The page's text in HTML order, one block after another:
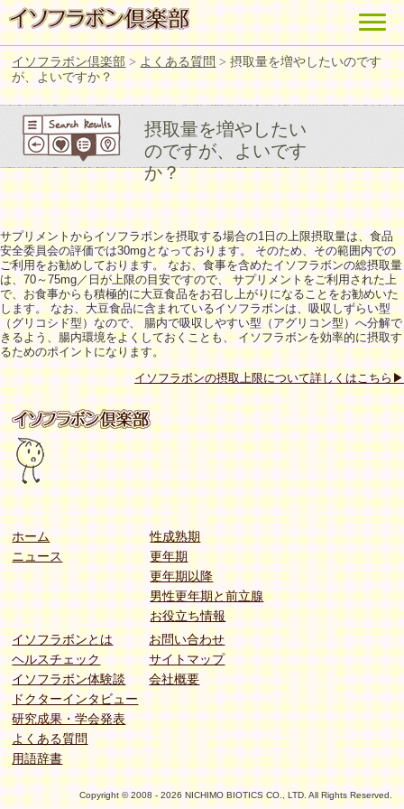
イソフラボン倶楽部>よくある質問>摂取量を増やしたいのです
が、よいですか？
摂取量を増やしたい
のですが、よいです
か？
サプリメントからイソフラボンを摂取する場合の1日の上限摂取量は、食品
安全委員会の評価では30mgとなっております。 そのため、その範囲内での
ご利用をお勧めしております。 なお、食事を含めたイソフラボンの総摂取量
は、70～75mg／日が上限の目安ですので、 サプリメントをご利用された上
で、お食事からも積極的に大豆食品をお召し上がりになることをお勧めいた
します。 なお、大豆食品に含まれているイソフラボンは、吸収しずらい型
（グリコシド型）なので、 腸内で吸収しやすい型（アグリコン型）へ分解で
きるよう、腸内環境をよくしておくことも、 イソフラボンを効率的に摂取す
るためのポイントになります。
イソフラボンの摂取上限について詳しくはこちら▶
ホーム
ニュース
性成熟期
更年期
更年期以降
男性更年期と前立腺
お役立ち情報
イソフラボンとは
ヘルスチェック
イソフラボン体験談
ドクターインタビュー
研究成果・学会発表
よくある質問
用語辞書
お問い合わせ
サイトマップ
会社概要
Copyright © 2008 - 2026 NICHIMO BIOTICS CO., LTD. All Rights Reserved.